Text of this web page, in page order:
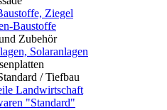
Ziegel
Baustoffe
Zubehör
Solaranlagen
/ Tiefbau
Landwirtschaft
"Standard"